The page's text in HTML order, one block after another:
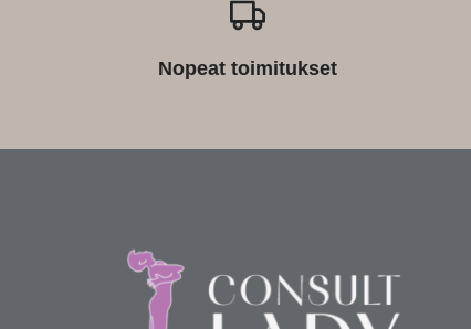
Nopeat toimitukset